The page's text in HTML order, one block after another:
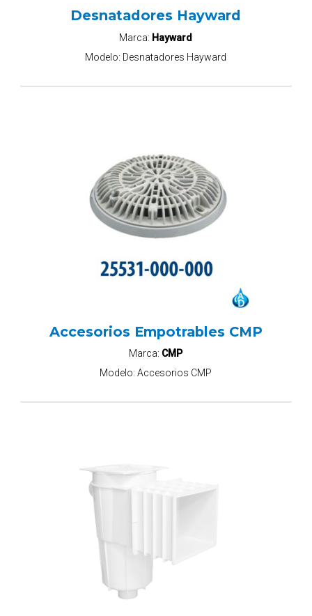
Desnatadores Hayward
Marca: Hayward
Modelo: Desnatadores Hayward
Accesorios Empotrables CMP
Marca: CMP
Modelo:Accesorios CMP